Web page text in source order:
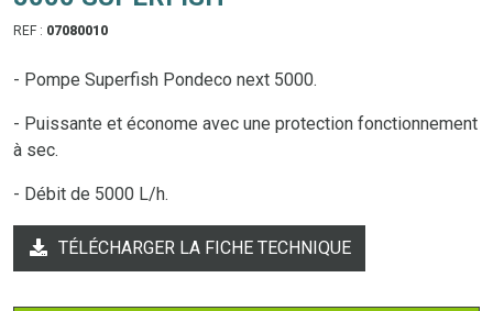
REF : 07080010
- Pompe Superfish Pondeco next 5000.
- Puissante et économe avec une protection fonctionnement
à sec.
- Débit de 5000 L/h.
TÉLÉCHARGER LA FICHE TECHNIQUE